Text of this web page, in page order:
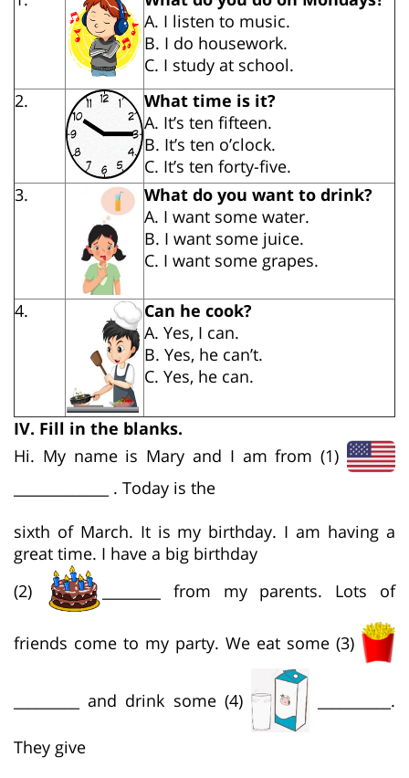
A. I listen to music.
B. I do housework.
C. I study at school.
2.
What time is it?
A. It’s ten fifteen.
B. It’s ten o’clock.
C. It’s ten forty-five.
3.
What do you want to drink?
A. I want some water.
B. I want some juice.
C. I want some grapes.
4.
Can he cook?
A. Yes, I can.
B. Yes, he can’t.
C. Yes, he can.
IV. Fill in the blanks.
Hi. My name is Mary and I am from (1)
_____________ . Today is the
sixth of March. It is my birthday. I am having a
great time. I have a big birthday
(2)
________ from my parents. Lots of
friends come to my party. We eat some (3)
_________ and drink some (4) __________.
They give